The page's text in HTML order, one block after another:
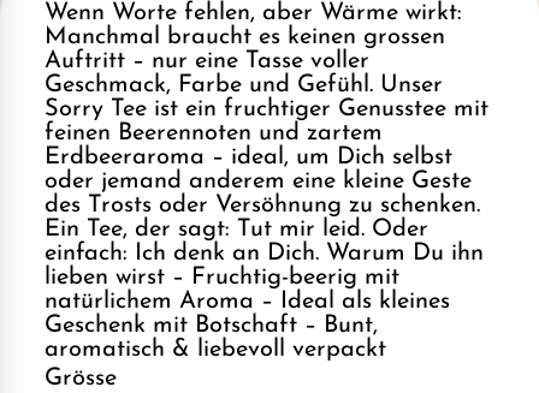
Wenn Worte fehlen, aber Wärme wirkt:
Manchmal braucht es keinen grossen
Auftritt – nur eine Tasse voller
Geschmack, Farbe und Gefühl. Unser
Sorry Tee ist ein fruchtiger Genusstee mit
feinen Beerennoten und zartem
Erdbeeraroma – ideal, um Dich selbst
oder jemand anderem eine kleine Geste
des Trosts oder Versöhnung zu schenken.
Ein Tee, der sagt: Tut mir leid. Oder
einfach: Ich denk an Dich. Warum Du ihn
lieben wirst – Fruchtig-beerig mit
natürlichem Aroma – Ideal als kleines
Geschenk mit Botschaft – Bunt,
aromatisch & liebevoll verpackt
Grösse